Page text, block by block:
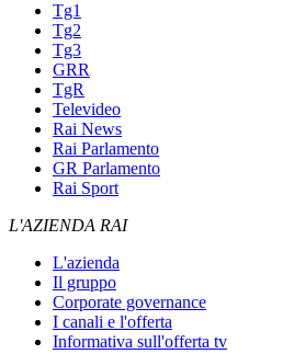
Tg1
Tg2
Tg3
GRR
TgR
Televideo
Rai News
Rai Parlamento
GR Parlamento
Rai Sport
L'AZIENDA RAI
L'azienda
Il gruppo
Corporate governance
I canali e l'offerta
Informativa sull'offerta tv